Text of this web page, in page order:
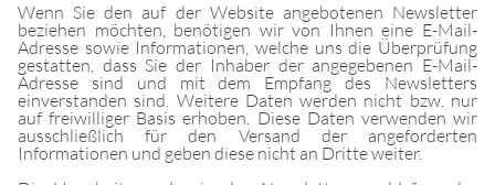
Wenn Sie den auf der Website angebotenen Newsletter
beziehen möchten, benötigen wir von Ihnen eine E-Mail-
Adresse sowie Informationen, welche uns die Überprüfung
gestatten, dass Sie der Inhaber der angegebenen E-Mail-
Adresse sind und mit dem Empfang des Newsletters
einverstanden sind. Weitere Daten werden nicht bzw. nur
auf freiwilliger Basis erhoben. Diese Daten verwenden wir
ausschließlich für den Versand der angeforderten
Informationen und geben diese nicht an Dritte weiter.